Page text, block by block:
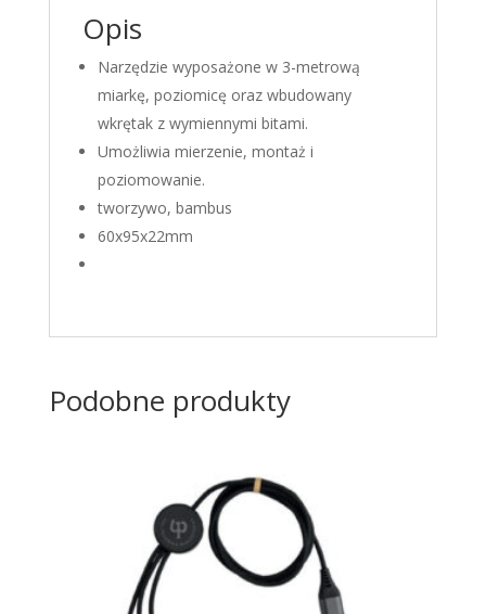
Opis
Narzędzie wyposażone w 3-metrową
miarkę, poziomicę oraz wbudowany
wkrętak z wymiennymi bitami.
Umożliwia mierzenie, montaż i
poziomowanie.
tworzywo, bambus
60x95x22mm
Podobne produkty